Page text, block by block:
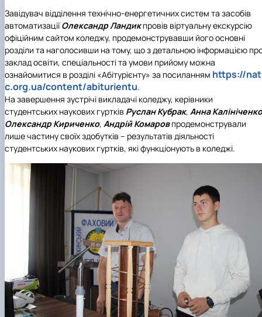
Завідувач відділення технічно-енергетичних систем та засобів
автоматизаціїОлександр Ландикпровів віртуальну екскурсію
офіційним сайтом коледжу, продемонструвавши його основні
розділи та наголосивши на тому, що з детальною інформацією
заклад освіти, спеціальності та умови прийому можна
ознайомитися в розділі «Абітурієнту» за посиланням https://nat
c.org.ua/content/abiturientu.
На завершення зустрічі викладачі коледжу, керівники
студентських наукових гуртків Руслан Кубрак, Анна Калініченко
Олександр Кириченко, Андрій Комаровпродемонстрували
лише частину своїх здобутків – результатів діяльності
студентських наукових гуртків, які функціонують в коледжі.